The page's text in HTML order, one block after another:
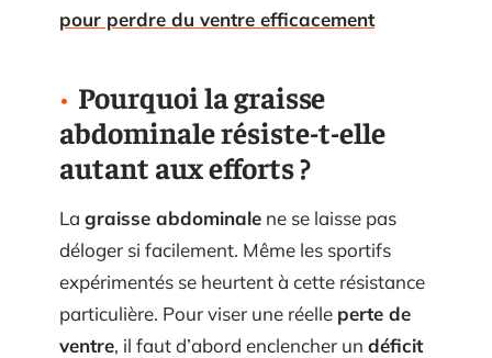
pour perdre du ventre efficacement
Pourquoi la graisse
abdominale résiste-t-elle
autant aux efforts ?
La graisse abdominale ne se laisse pas
déloger si facilement. Même les sportifs
expérimentés se heurtent à cette résistance
particulière. Pour viser une réelle perte de
ventre, il faut d’abord enclencher un déficit